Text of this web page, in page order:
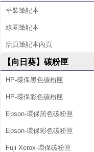
平裝筆記本
線圈筆記本
活頁筆記本內頁
【向日葵】碳粉匣
HP-環保黑色碳粉匣
HP-環保彩色碳粉匣
Epson-環保黑色碳粉匣
Epson-環保彩色碳粉匣
Fuji Xerox-環保碳粉匣